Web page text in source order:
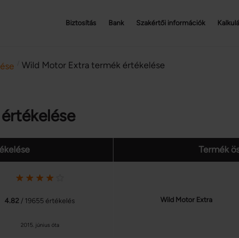
Biztosítás Bank Szakértői információk
Wild Motor Extra termék értékelése
4.82 / 19655 értékelés
2015. június óta
Termék
Wild Motor Extra